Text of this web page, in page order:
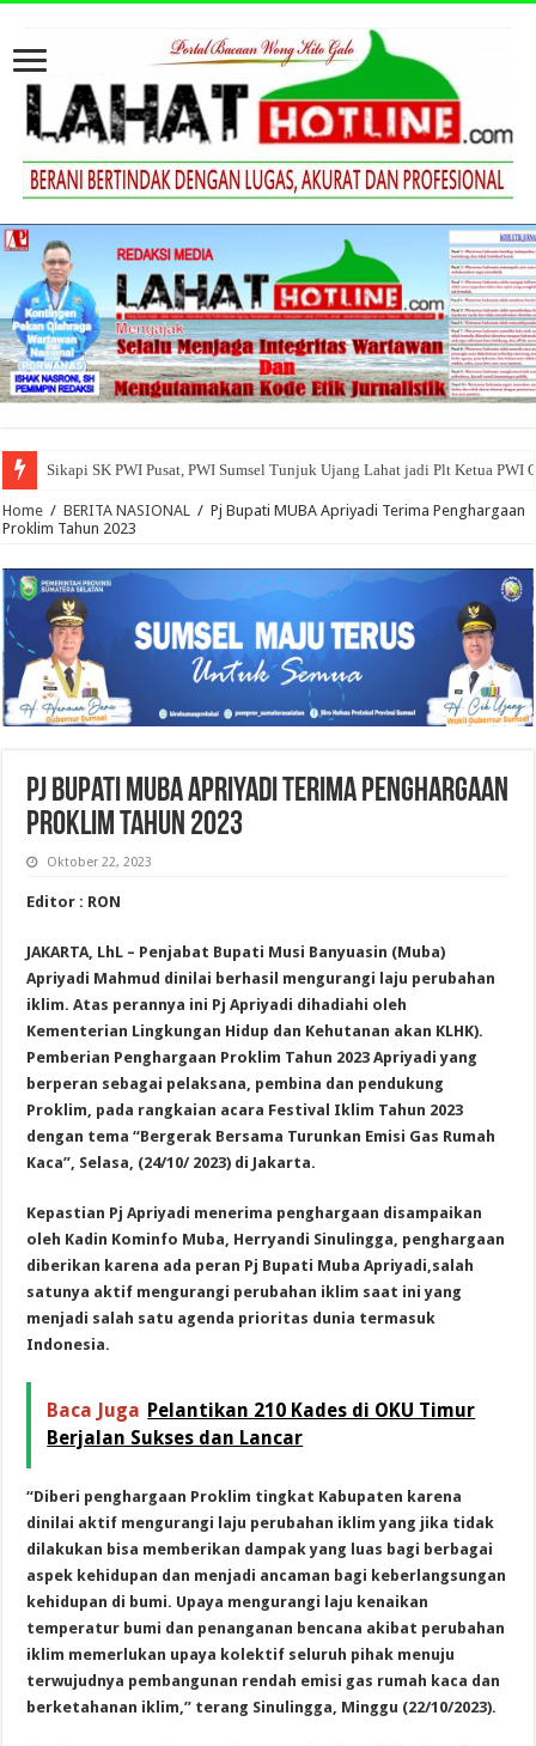
Sikapi SK PWI Pusat, PWI Sumsel Tunjuk Ujang Lahat jadi Plt Ketua PWI
Home / BERITA NASIONAL / Pj Bupati MUBA Apriyadi Terima Penghargaan
Proklim Tahun 2023
Pj Bupati MUBA Apriyadi Terima Penghargaan
Proklim Tahun 2023
Oktober 22, 2023
Editor : RON
JAKARTA, LhL – Penjabat Bupati Musi Banyuasin (Muba)
Apriyadi Mahmud dinilai berhasil mengurangi laju perubahan
iklim. Atas perannya ini Pj Apriyadi dihadiahi oleh
Kementerian Lingkungan Hidup dan Kehutanan akan KLHK).
Pemberian Penghargaan Proklim Tahun 2023 Apriyadi yang
berperan sebagai pelaksana, pembina dan pendukung
Proklim, pada rangkaian acara Festival Iklim Tahun 2023
dengan tema “Bergerak Bersama Turunkan Emisi Gas Rumah
Kaca”, Selasa, (24/10/ 2023) di Jakarta.
Kepastian Pj Apriyadi menerima penghargaan disampaikan
oleh Kadin Kominfo Muba, Herryandi Sinulingga, penghargaan
diberikan karena ada peran Pj Bupati Muba Apriyadi,salah
satunya aktif mengurangi perubahan iklim saat ini yang
menjadi salah satu agenda prioritas dunia termasuk
Indonesia.
Baca Juga Pelantikan 210 Kades di OKU Timur
Berjalan Sukses dan Lancar
“Diberi penghargaan Proklim tingkat Kabupaten karena
dinilai aktif mengurangi laju perubahan iklim yang jika tidak
dilakukan bisa memberikan dampak yang luas bagi berbagai
aspek kehidupan dan menjadi ancaman bagi keberlangsungan
kehidupan di bumi. Upaya mengurangi laju kenaikan
temperatur bumi dan penanganan bencana akibat perubahan
iklim memerlukan upaya kolektif seluruh pihak menuju
terwujudnya pembangunan rendah emisi gas rumah kaca dan
berketahanan iklim,” terang Sinulingga, Minggu (22/10/2023).